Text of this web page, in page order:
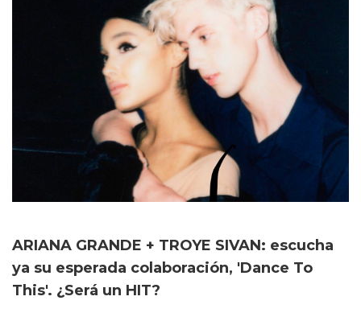
ARIANA GRANDE + TROYE SIVAN: escucha
ya su esperada colaboración, 'Dance To
This'. ¿Será un HIT?